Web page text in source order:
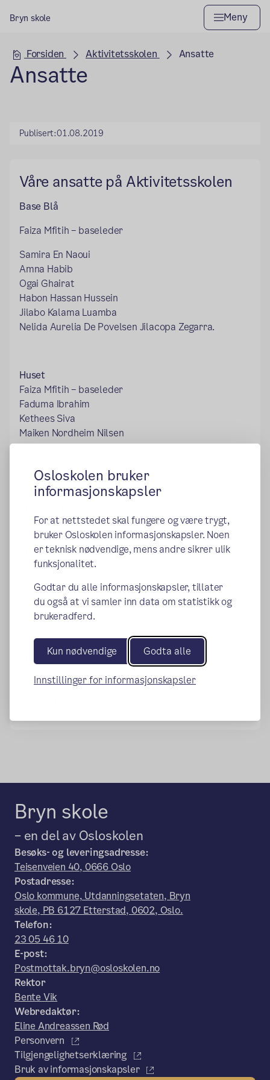
Osloskolen bruker
informasjonskapsler
For at nettstedet skal fungere og være trygt,
bruker Osloskolen informasjonskapsler. Noen
er teknisk nødvendige, mens andre sikrer ulik
funksjonalitet.
Godtar du alle informasjonskapsler, tillater
du også at vi samler inn data om statistikk og
brukeradferd.
Kun nødvendige Godta alle
Innstillinger for informasjonskapsler
Bryn skole Meny
Hovedseksjon
Forsiden Aktivitetsskolen Ansatte
Ansatte
Publisert:01.08.2019
Våre ansatte på Aktivitetsskolen
Base Blå
Faiza Mfitih – baseleder
Samira En Naoui
Amna Habib
Ogai Ghairat
Habon Hassan Hussein
Jilabo Kalama Luamba
Nelida Aurelia De Povelsen Jilacopa Zegarra.
Huset
Faiza Mfitih – baseleder
Faduma Ibrahim
Kethees Siva
Maiken Nordheim Nilsen
Edita Ticevic.
Base Grønn
Tina Nyblom
Hajar Lazar
Thor Stian Nilsen Jensen
Bajram Plana
Silje Eriksen
Øzlem Denizha.
Base Gul
Thomas Høibråten – baseleder
Leunora Gacaferi Lukaj
Sizar Sabah Abdul Raham
Bryn skole
– en del av Osloskolen
Besøks- og leveringsadresse:
Teisenveien 40, 0666 Oslo
Postadresse:
Oslo kommune, Utdanningsetaten, Bryn
skole, PB 6127 Etterstad, 0602, Oslo.
Telefon:
23 05 46 10
E-post:
Postmottak.bryn@osloskolen.no
Rektor
Bente Vik
Webredaktør:
Eline Andreassen Rød
Personvern
Tilgjengelighetserklæring
Bruk av informasjonskapsler